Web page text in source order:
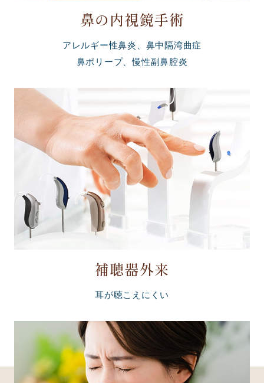
鼻の内視鏡手術
アレルギー性鼻炎、鼻中隔湾曲症
鼻ポリープ、慢性副鼻腔炎
補聴器外来
耳が聴こえにくい